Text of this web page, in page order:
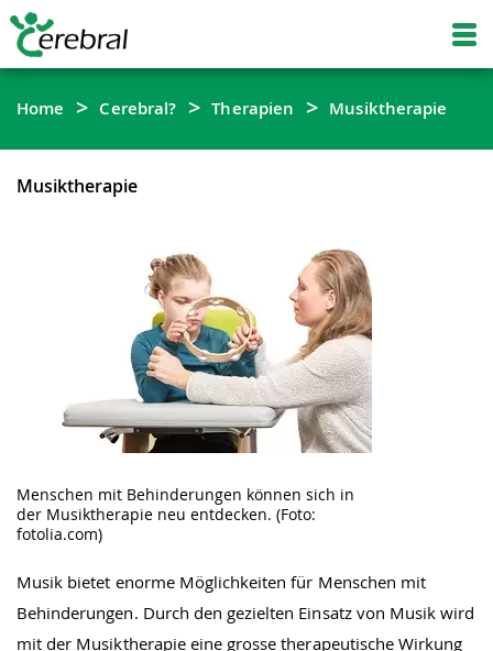
Home Cerebral? Therapien Musiktherapie
Musiktherapie
Menschen mit Behinderungen können sich in
der Musiktherapie neu entdecken. (Foto:
fotolia.com)
Musik bietet enorme Möglichkeiten für Menschen mit
Behinderungen. Durch den gezielten Einsatz von Musik wird
mit der Musiktherapie eine grosse therapeutische Wirkung